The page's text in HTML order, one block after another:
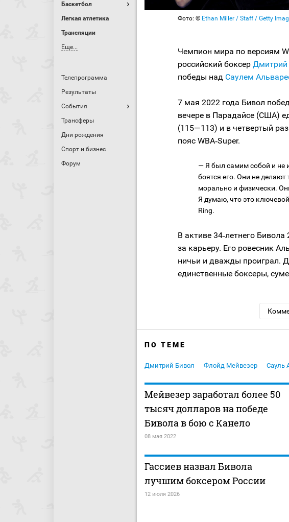
Баскетбол
Легкая атлетика
Трансляции
Еще...
Телепрограмма
Результаты
События
Трансферы
Дни рождения
Спорт и бизнес
Форум
Фото: © Ethan Miller / Staff / Getty
Чемпион мира по версиям
российский боксер Дмитрий
победы над Саулем
7 мая 2022 года Бивол
вечере в Парадайсе (США)
(115—113) и в четвертый
пояс WBA‑Super.
— Я был самим собой и не
боятся его. Они не
морально и физически.
Я думаю, что это
Ring.
В активе 34‑летнего
за карьеру. Его ровесник
ничьи и дважды проиграл.
единственные боксеры,
ПО ТЕМЕ
Дмитрий Бивол Флойд Мейвезер Сауль
Мейвезер заработал более 50
тысяч долларов на победе
Бивола в бою с Канело
08 мая 2022
Гассиев назвал Бивола
лучшим боксером России
12 июля 2026